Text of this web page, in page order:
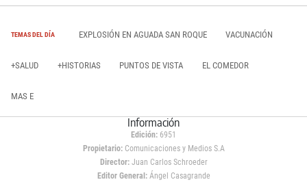
TEMAS DEL DÍA EXPLOSIÓN EN AGUADA SAN ROQUE VACUNACIÓN
+SALUD +HISTORIAS PUNTOS DE VISTA EL COMEDOR
MAS E
Información
Edición: 6951
Propietario:Comunicaciones y Medios S.A
Director: Juan Carlos Schroeder
Editor General:Ángel Casagrande